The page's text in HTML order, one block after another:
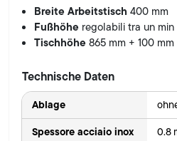
Breite Arbeitstisch400 mm
Fußhöhe regolabili tra un
Tischhöhe865 mm + 100
Technische Daten
Ablage
Spessore acciaio inox 0.8